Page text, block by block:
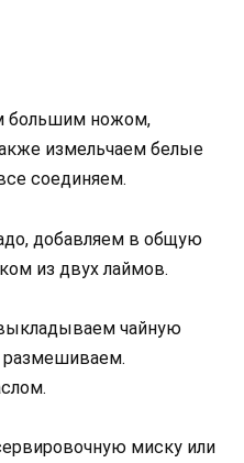
большим ножом,
измельчаем белые
соединяем.
добавляем в общую
из двух лаймов.
чайную
размешиваем.
миску или